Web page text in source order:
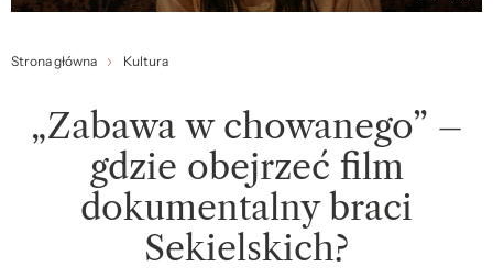
Strona główna Kultura
„Zabawa w chowanego” –
gdzie obejrzeć film
dokumentalny braci
Sekielskich?